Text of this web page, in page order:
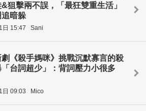
狙擊兩不誤，「最狂雙重生活」
暗躲
日 15:47 Sani
《殺手媽咪》挑戰沉默寡言的殺
台詞超少」：背詞壓力小很多
日 09:03 Mico